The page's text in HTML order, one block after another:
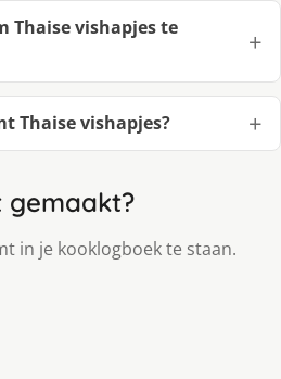
Thaise vishapjes te
Thaise vishapjes?
gemaakt?
in je kooklogboek te staan.